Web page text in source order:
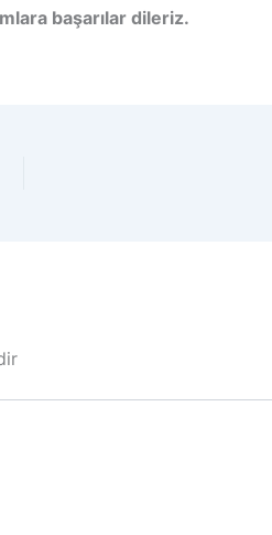
başarılar dileriz.